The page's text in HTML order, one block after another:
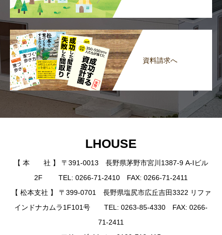
資料請求へ
LHOUSE
【 本 社 】 〒391-0013 長野県茅野市宮川1387-9 A-Iビル
2F TEL: 0266-71-2410 FAX: 0266-71-2411
【 松本支社 】 〒399-0701 長野県塩尻市広丘吉田3322 リファ
インドナカムラ1F101号 TEL: 0263-85-4330 FAX: 0266-
71-2411